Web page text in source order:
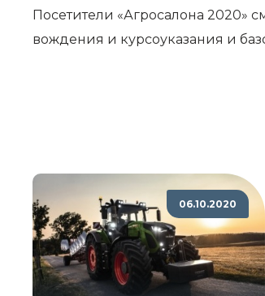
Посетители «Агросалона 2020»
вождения и курсоуказания и
06.10.2020